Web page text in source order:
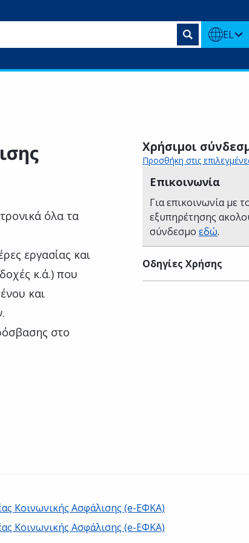
EL
όλα τα
εργασίας και
κ.ά.) που
και
στο
Χρήσιμοι
Προσθήκη στις
Επικοινωνία
Για επικοινωνία με
εξυπηρέτησης
σύνδεσμο εδώ.
Οδηγίες Χρήσης
Κοινωνικής Ασφάλισης (e-ΕΦΚΑ)
Κοινωνικής Ασφάλισης (e-ΕΦΚΑ)